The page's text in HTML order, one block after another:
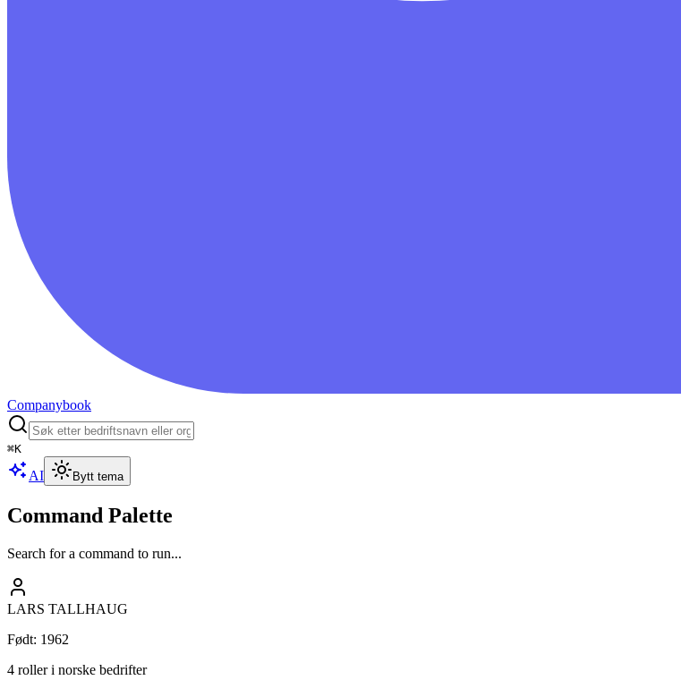
Companybook
⌘K
AI Bytt tema
Command Palette
Search for a command to run...
LARS TALLHAUG
Født: 1962
4 roller i norske bedrifter